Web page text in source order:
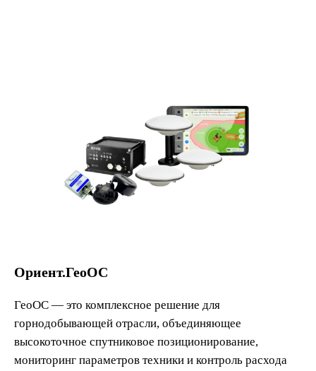
Ориент.ГеоОС
ГеоОС — это комплексное решение для
горнодобывающей отрасли, объединяющее
высокоточное спутниковое позиционирование,
мониторинг параметров техники и контроль расхода